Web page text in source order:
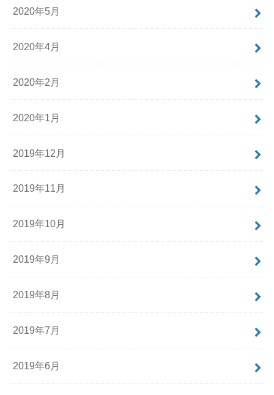
2020年5月
2020年4月
2020年2月
2020年1月
2019年12月
2019年11月
2019年10月
2019年9月
2019年8月
2019年7月
2019年6月